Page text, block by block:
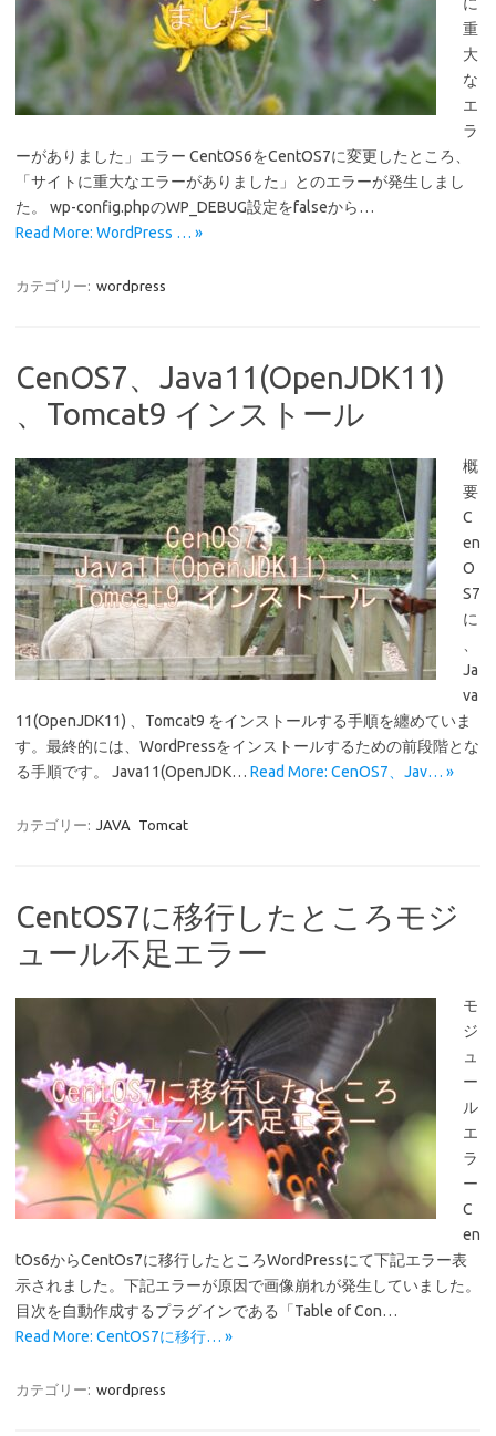
重
大
な
エ
ラ
ーがありました」エラー CentOS6をCentOS7に変更したところ、
「サイトに重大なエラーがありました」とのエラーが発生しまし
た。 wp-config.phpのWP_DEBUG設定をfalseから…
Read More: WordPress … »
カテゴリー: wordpress
CenOS7、Java11(OpenJDK11)
、Tomcat9 インストール
概
要
C
en
O
S7
に
Ja
va
11(OpenJDK11) 、Tomcat9 をインストールする手順を纏めていま
す。最終的には、WordPressをインストールするための前段階とな
る手順です。 Java11(OpenJDK… Read More: CenOS7、Jav… »
カテゴリー: JAVA Tomcat
CentOS7に移行したところモジ
ュール不足エラー
モ
ジ
ュ
ー
ル
エ
ラ
ー
C
en
tOs6からCentOs7に移行したところWordPressにて下記エラー表
示されました。下記エラーが原因で画像崩れが発生していました。
目次を自動作成するプラグインである「Table of Con…
Read More: CentOS7に移行… »
カテゴリー: wordpress